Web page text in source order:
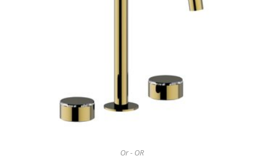
Or - OR